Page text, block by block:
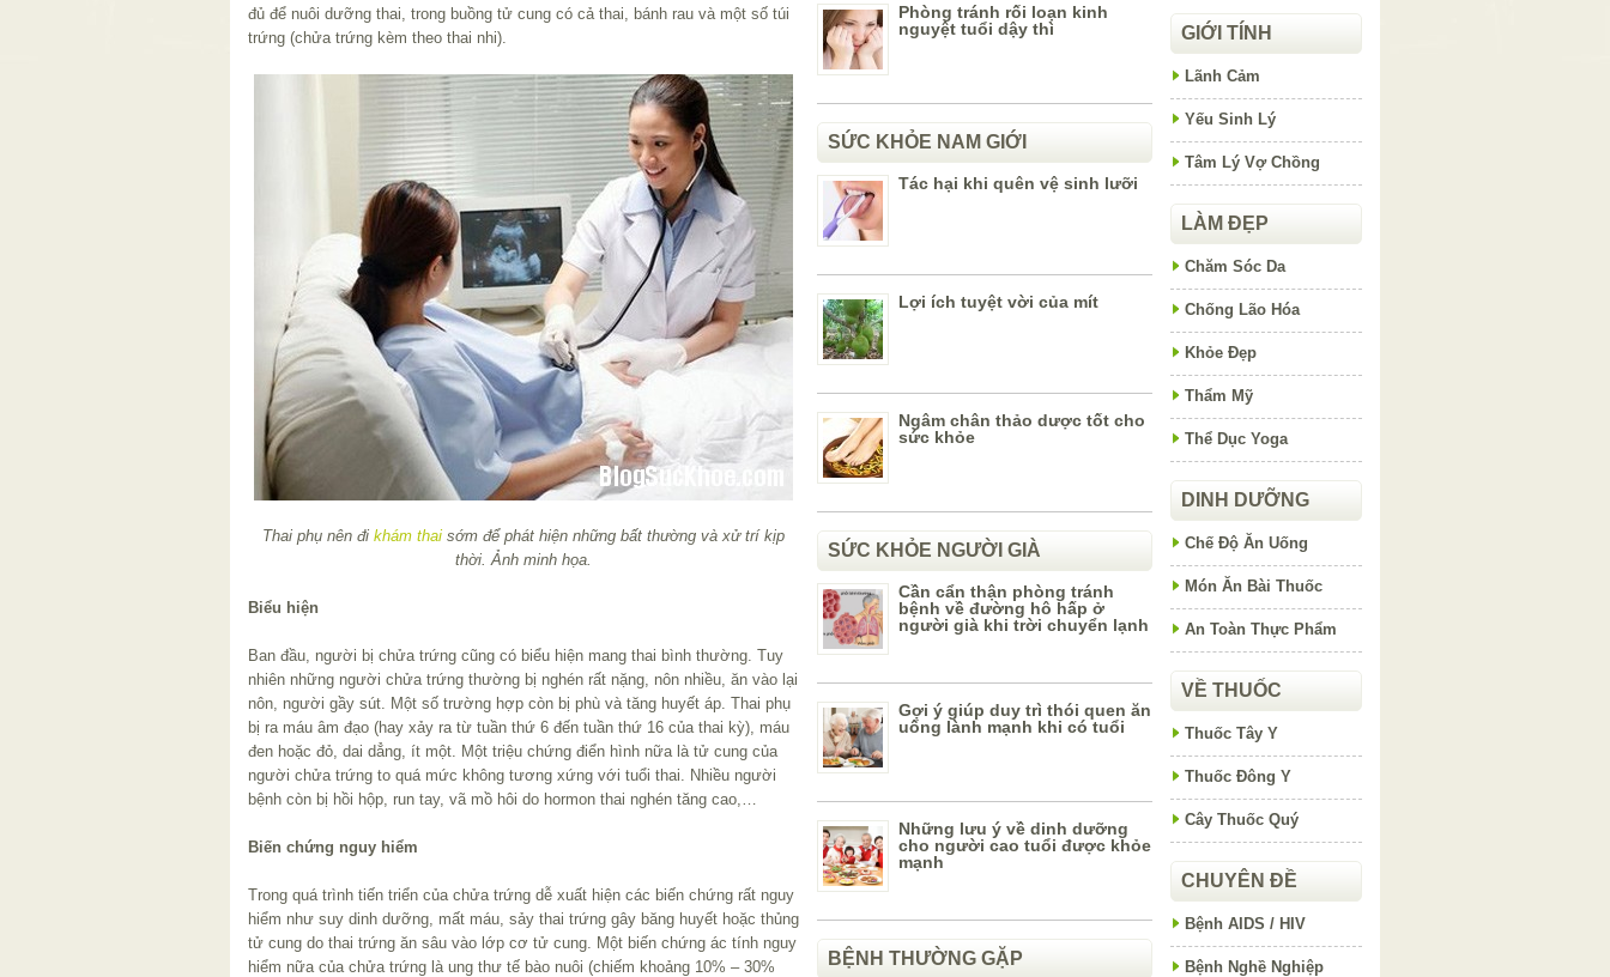
đủ để nuôi dưỡng thai, trong buồng tử cung có cả thai, bánh rau và một số túi
trứng (chửa trứng kèm theo thai nhi).
Thai phụ nên đi khám thai sớm để phát hiện những bất thường và xử trí kịp
thời. Ảnh minh họa.
Biểu hiện
Ban đầu, người bị chửa trứng cũng có biểu hiện mang thai bình thường. Tuy
nhiên những người chửa trứng thường bị nghén rất nặng, nôn nhiều, ăn vào lại
nôn, người gầy sút. Một số trường hợp còn bị phù và tăng huyết áp. Thai phụ
bị ra máu âm đạo (hay xảy ra từ tuần thứ 6 đến tuần thứ 16 của thai kỳ), máu
đen hoặc đỏ, dai dẳng, ít một. Một triệu chứng điển hình nữa là tử cung của
người chửa trứng to quá mức không tương xứng với tuổi thai. Nhiều người
bệnh còn bị hồi hộp, run tay, vã mồ hôi do hormon thai nghén tăng cao,…
Biến chứng nguy hiểm
Trong quá trình tiến triển của chửa trứng dễ xuất hiện các biến chứng rất nguy
hiểm như suy dinh dưỡng, mất máu, sảy thai trứng gây băng huyết hoặc thủng
tử cung do thai trứng ăn sâu vào lớp cơ tử cung. Một biến chứng ác tính nguy
hiểm nữa của chửa trứng là ung thư tế bào nuôi (chiếm khoảng 10% – 30%
Phòng tránh rối loạn kinh
nguyệt tuổi dậy thì
SỨC KHỎE NAM GIỚI
Tác hại khi quên vệ sinh lưỡi
Lợi ích tuyệt vời của mít
Ngâm chân thảo dược tốt cho
sức khỏe
SỨC KHỎE NGƯỜI GIÀ
Cần cẩn thận phòng tránh
bệnh về đường hô hấp ở
người già khi trời chuyển lạnh
Gợi ý giúp duy trì thói quen ăn
uống lành mạnh khi có tuổi
Những lưu ý về dinh dưỡng
cho người cao tuổi được khỏe
mạnh
BỆNH THƯỜNG GẶP
GIỚI TÍNH
Lãnh Cảm
Yếu Sinh Lý
Tâm Lý Vợ Chồng
LÀM ĐẸP
Chăm Sóc Da
Chống Lão Hóa
Khỏe Đẹp
Thẩm Mỹ
Thể Dục Yoga
DINH DƯỠNG
Chế Độ Ăn Uống
Món Ăn Bài Thuốc
An Toàn Thực Phẩm
VỀ THUỐC
Thuốc Tây Y
Thuốc Đông Y
Cây Thuốc Quý
CHUYÊN ĐỀ
Bệnh AIDS / HIV
Bệnh Nghề Nghiệp